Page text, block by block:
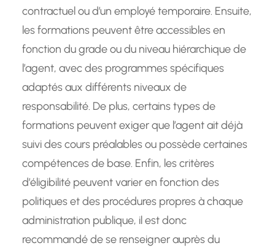
contractuel ou d’un employé temporaire. Ensuite,
les formations peuvent être accessibles en
fonction du grade ou du niveau hiérarchique de
l’agent, avec des programmes spécifiques
adaptés aux différents niveaux de
responsabilité. De plus, certains types de
formations peuvent exiger que l’agent ait déjà
suivi des cours préalables ou possède certaines
compétences de base. Enfin, les critères
d’éligibilité peuvent varier en fonction des
politiques et des procédures propres à chaque
administration publique, il est donc
recommandé de se renseigner auprès du